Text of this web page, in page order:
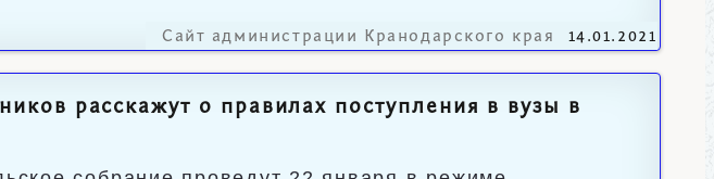
Сайт администрации Кранодарского края 14.01.2021
расскажут о правилах поступления в вузы в